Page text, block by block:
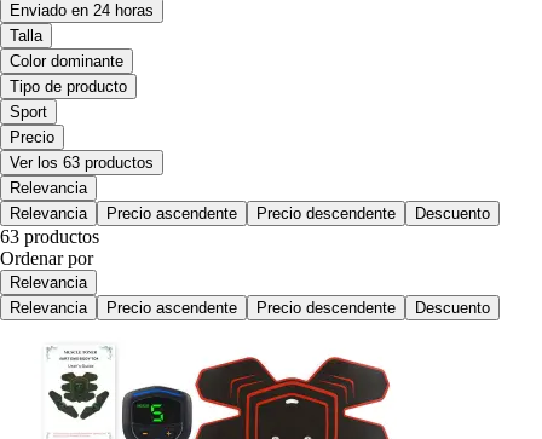
Enviado en 24 horas
Talla
Color dominante
Tipo de producto
Sport
Precio
Ver los 63 productos
Relevancia
Relevancia
Precio ascendente Precio descendente Descuento
63 productos
Ordenar por
Relevancia
Relevancia
Precio ascendente Precio descendente Descuento